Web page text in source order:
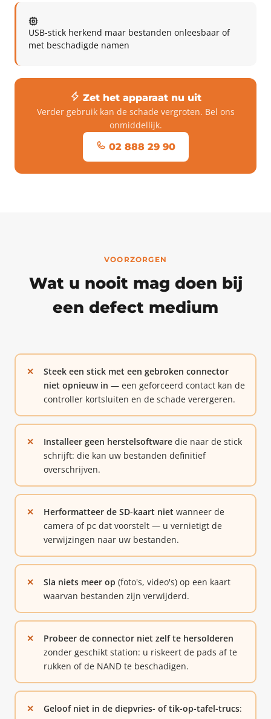
USB-stick herkend maar bestanden onleesbaar of
met beschadigde namen
Zet het apparaat nu uit
Verder gebruik kan de schade vergroten. Bel ons
onmiddellijk.
02 888 29 90
VOORZORGEN
Wat u nooit mag doen bij
een defect medium
Steek een stick met een gebroken connector
niet opnieuw in — een geforceerd contact kan de
controller kortsluiten en de schade verergeren.
Installeer geen herstelsoftwaredie naar de stick
schrijft: die kan uw bestanden definitief
overschrijven.
Herformatteer de SD-kaart niet wanneer de
camera of pc dat voorstelt — u vernietigt de
verwijzingen naar uw bestanden.
Sla niets meer op (foto's, video's) op een kaart
waarvan bestanden zijn verwijderd.
Probeer de connector niet zelf te hersolderen
zonder geschikt station: u riskeert de pads af te
rukken of de NAND te beschadigen.
Geloof niet in de diepvries- of tik-op-tafel-trucs: